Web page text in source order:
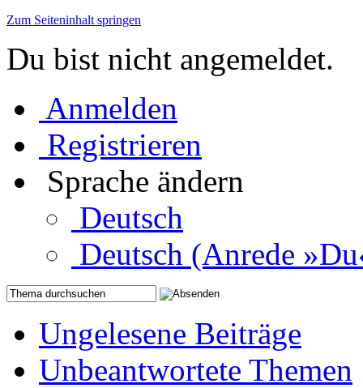
Zum Seiteninhalt springen
Du bist nicht angemeldet.
Anmelden
Registrieren
Sprache ändern
Deutsch
Deutsch (Anrede
Ungelesene Beiträge
Unbeantwortete Themen